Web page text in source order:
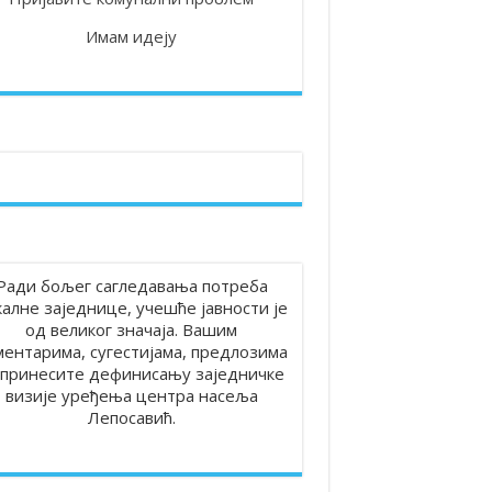
територији општине Лепосавић
Имам идеју
бољег сагледавања потреба
заједнице, учешће јавности је
од великог значаја. Вашим
сугестијама, предлозима
дефинисању заједничке
визије уређења центра насеља
Лепосавић.